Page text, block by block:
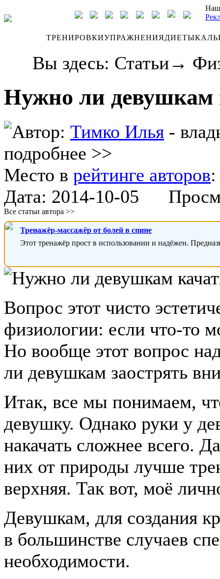
ТРЕНИРОВКИУПРАЖНЕНИЯДИЕТЫ
Вы здесь: Статьи→
Нужно ли девушкам
Автор: Тимко Илья -
подробнее >>
Место в рейтинге авторов
Дата: 2014-10-05
Все статьи автора >>
Тренажёр-массажёр от болей в спине
Этот тренажёр прост в использовании и надёжен.
Вопрос этот чисто
физиологии: если что-то
Но вообще этот вопрос
ли девушкам заострять
Итак, все мы понимаем,
девушку. Однако руки у
накачать сложнее всего.
них от природы лучше
верхняя. Так вот, моё
Девушкам, для создания
в большинстве случаев
необходимости.